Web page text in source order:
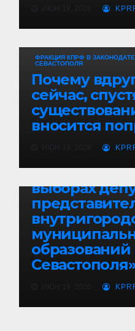
ФРАКЦИЯ КПРФ В
СЕВАСТОПОЛЯ
Почему
сейчас,
вносится
ФРАКЦИЯ КПРФ В
Много
«новеллам»
выборах
образований